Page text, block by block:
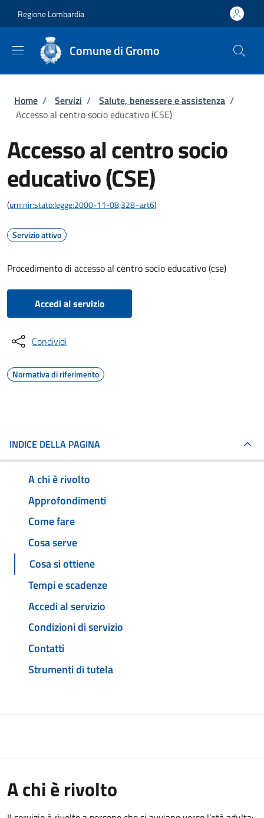
Regione Lombardia
Comune di Gromo
Briciole di pane
Home / Servizi / Salute, benessere e assistenza /
Accesso al centro socio educativo (CSE)
Accesso al centro socio
educativo (CSE)
(urn:nir:stato:legge:2000-11-08;328~art6)
Servizio attivo
Procedimento di accesso al centro socio educativo (cse)
Accedi al servizio
Condividi
Normativa di riferimento
INDICE DELLA PAGINA
A chi è rivolto
Approfondimenti
Come fare
Cosa serve
Cosa si ottiene
Tempi e scadenze
Accedi al servizio
Condizioni di servizio
Contatti
Strumenti di tutela
A chi è rivolto